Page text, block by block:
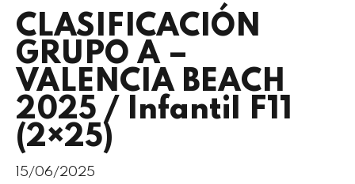
CLASIFICACIÓN
GRUPO A –
VALENCIA BEACH
2025 / Infantil F11
(2×25)
15/06/2025